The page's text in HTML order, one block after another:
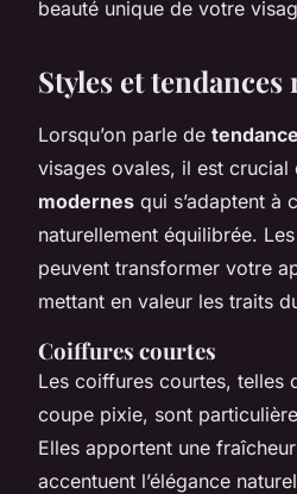
beauté unique de votre
Styles et
Lorsqu’on parle de
visages ovales, il est crucial
modernes qui s’adaptent à
naturellement équilibrée. Les
peuvent transformer votre
mettant en valeur les traits
Coiffures courtes
Les coiffures courtes, telles
coupe pixie, sont
Elles apportent une
accentuent l’élégance